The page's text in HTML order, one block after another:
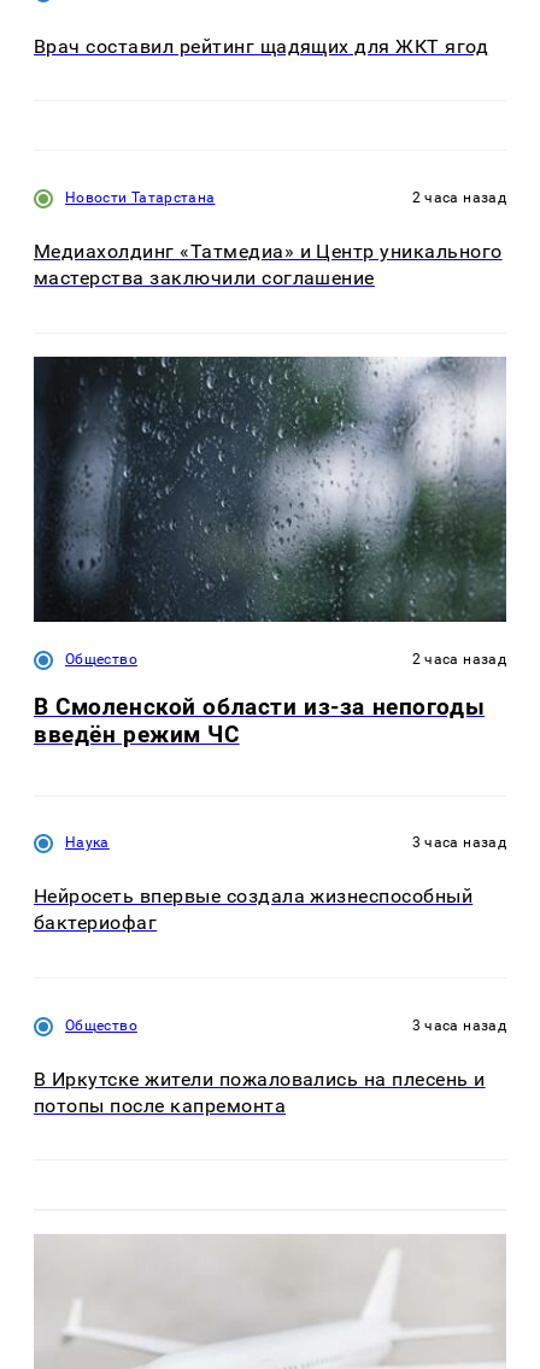
Врач составил рейтинг щадящих для ЖКТ ягод
Новости Татарстана 2 часа назад
Медиахолдинг «Татмедиа» и Центр уникального
мастерства заключили соглашение
Общество 2 часа назад
В Смоленской области из-за непогоды
введён режим ЧС
Наука 3 часа назад
Нейросеть впервые создала жизнеспособный
бактериофаг
Общество 3 часа назад
В Иркутске жители пожаловались на плесень и
потопы после капремонта